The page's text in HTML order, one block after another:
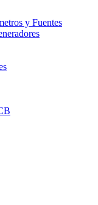
y Fuentes